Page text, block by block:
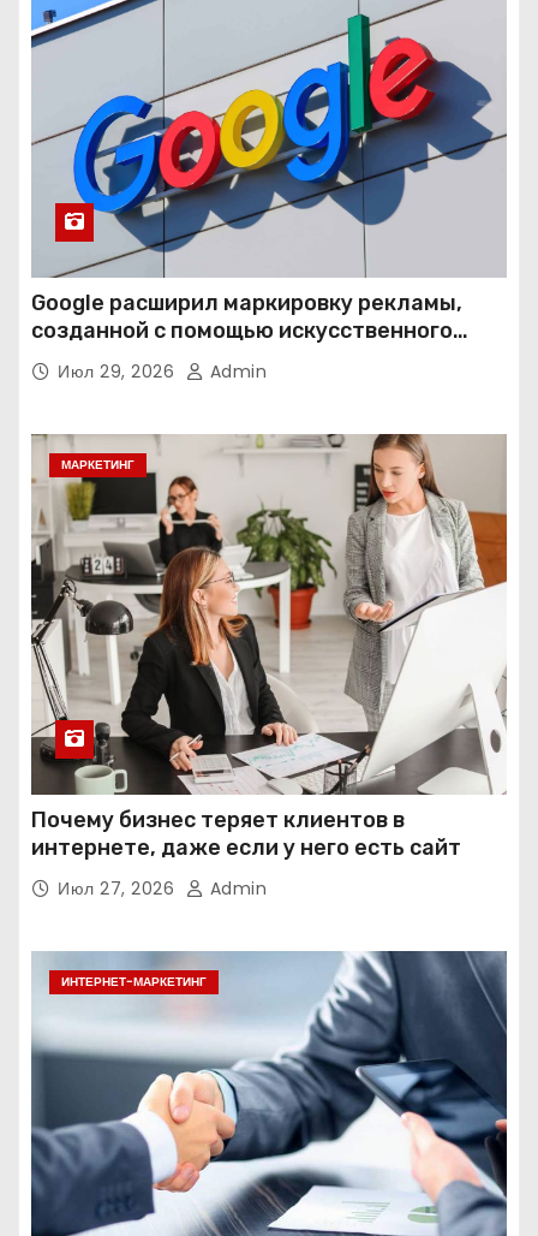
Google расширил маркировку рекламы,
созданной с помощью искусственного
интеллекта
Июл 29, 2026 Admin
МАРКЕТИНГ
Почему бизнес теряет клиентов в
интернете, даже если у него есть сайт
Июл 27, 2026 Admin
ИНТЕРНЕТ-МАРКЕТИНГ